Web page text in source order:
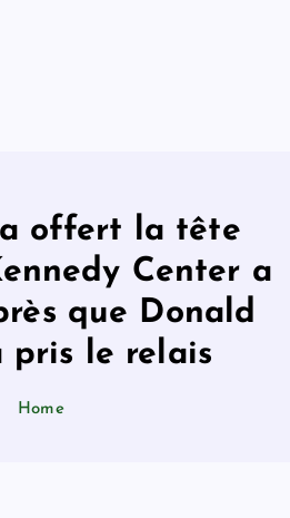
a offert la tête
Center a
que Donald
pris le relais
Home